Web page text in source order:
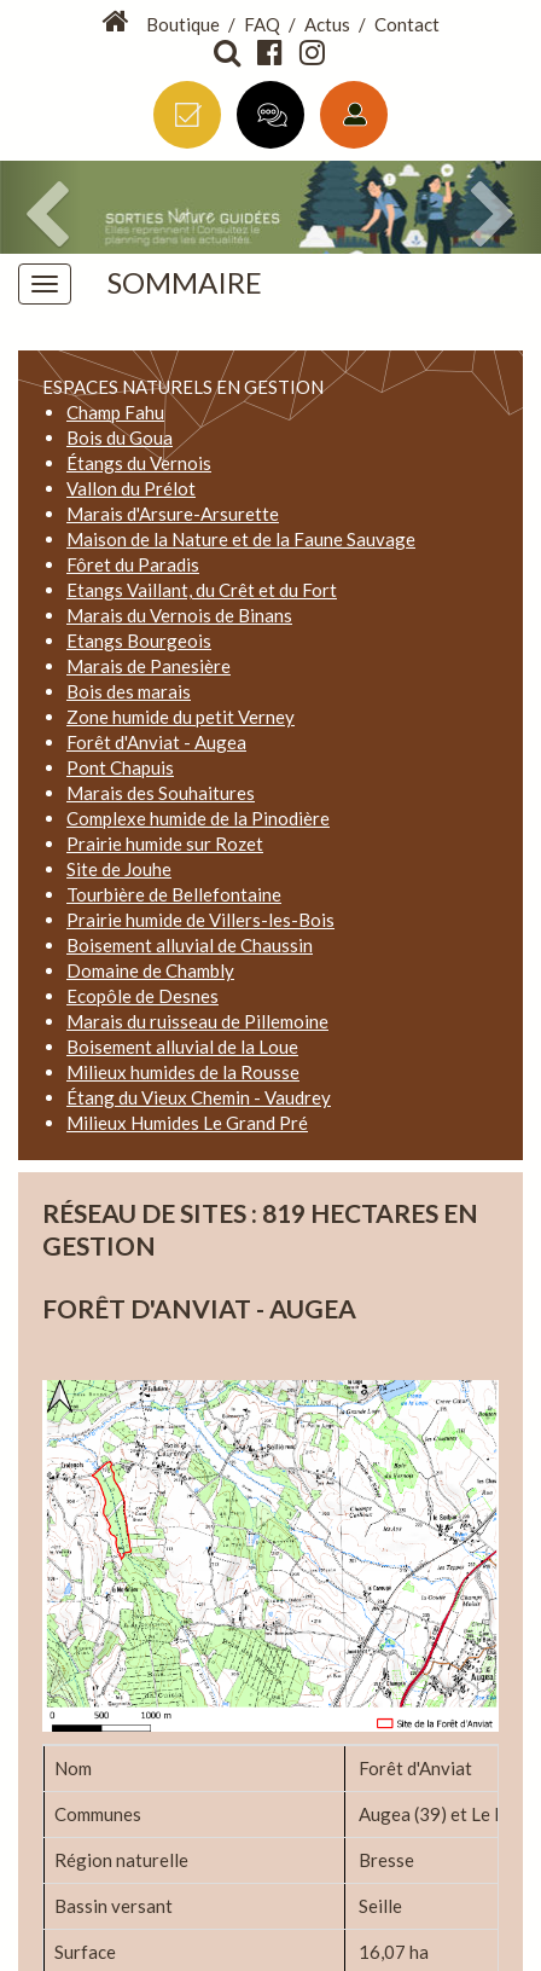
Boutique / FAQ / Actus / Contact
SOMMAIRE
ESPACES NATURELS EN GESTION
Champ Fahu
Bois du Goua
Étangs du Vernois
Vallon du Prélot
Marais d'Arsure-Arsurette
Maison de la Nature et de la Faune Sauvage
Fôret du Paradis
Etangs Vaillant, du Crêt et du Fort
Marais du Vernois de Binans
Etangs Bourgeois
Marais de Panesière
Bois des marais
Zone humide du petit Verney
Forêt d'Anviat - Augea
Pont Chapuis
Marais des Souhaitures
Complexe humide de la Pinodière
Prairie humide sur Rozet
Site de Jouhe
Tourbière de Bellefontaine
Prairie humide de Villers-les-Bois
Boisement alluvial de Chaussin
Domaine de Chambly
Ecopôle de Desnes
Marais du ruisseau de Pillemoine
Boisement alluvial de la Loue
Milieux humides de la Rousse
Étang du Vieux Chemin - Vaudrey
Milieux Humides Le Grand Pré
RÉSEAU DE SITES : 819 HECTARES EN
GESTION
FORÊT D'ANVIAT - AUGEA
Nom Forêt d'Anviat
Communes Augea (39) et Le
Région naturelle Bresse
Bassin versant Seille
Surface 16,07 ha